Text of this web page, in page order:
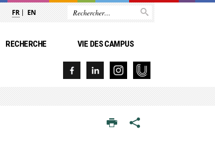
FR EN
RECHERCHE VIE DES CAMPUS